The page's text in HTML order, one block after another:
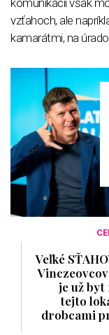
vzťahoch, ale
kamarátmi, na
Veľké
je už byt
tejto
drobcami